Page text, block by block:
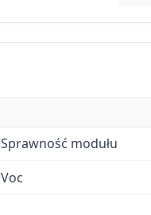
Sprawność modułu
Voc